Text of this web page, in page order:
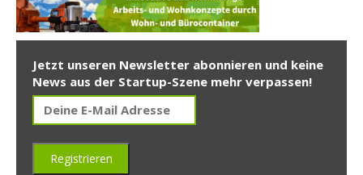
Jetzt unseren Newsletter abonnieren und keine
News aus der Startup-Szene mehr verpassen!